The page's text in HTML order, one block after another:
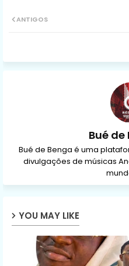
ANTIGOS
Bué de
Bué de Benga é uma
divulgações de músicas
YOU MAY LIKE